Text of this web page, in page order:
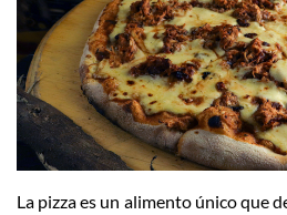
La pizza es un alimento único que